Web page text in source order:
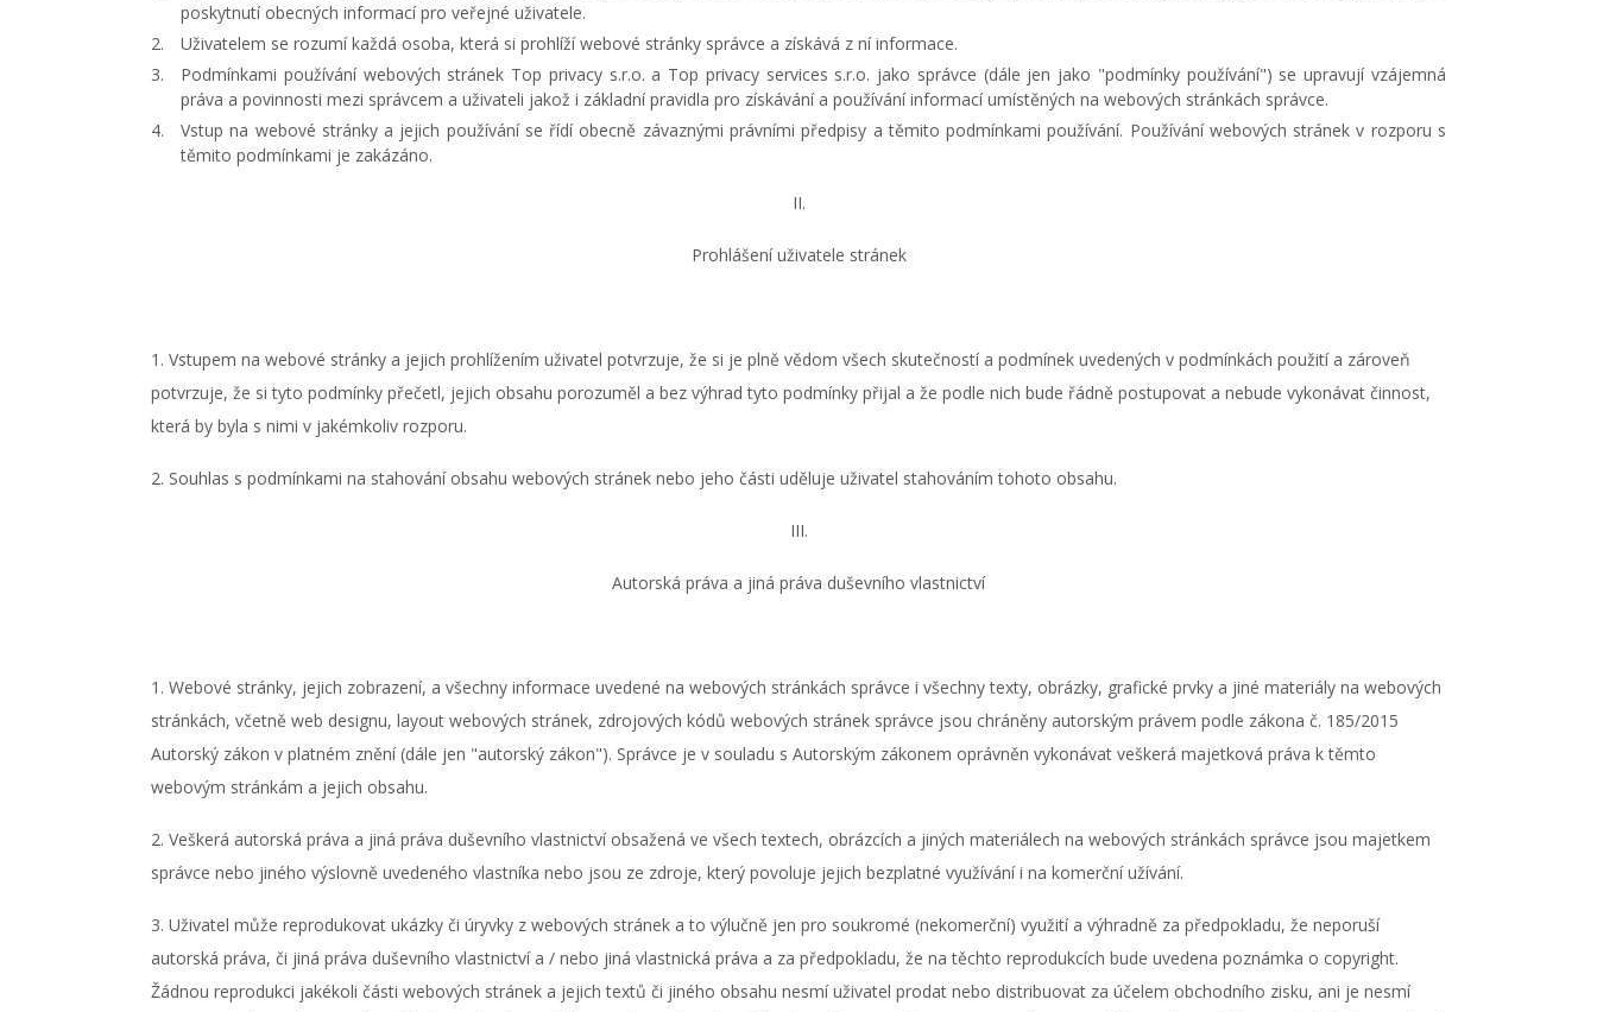
poskytnutí obecných informací pro veřejné uživatele.
Uživatelem se rozumí každá osoba, která si prohlíží webové stránky správce a získává z ní informace.
Podmínkami používání webových stránek Top privacy s.r.o. a Top privacy services s.r.o. jako správce (dále jen jako "podmínky používání") se upravují vzájemná
práva a povinnosti mezi správcem a uživateli jakož i základní pravidla pro získávání a používání informací umístěných na webových stránkách správce.
Vstup na webové stránky a jejich používání se řídí obecně závaznými právními předpisy a těmito podmínkami používání. Používání webových stránek v rozporu s
těmito podmínkami je zakázáno.
II.
Prohlášení uživatele stránek
1. Vstupem na webové stránky a jejich prohlížením uživatel potvrzuje, že si je plně vědom všech skutečností a podmínek uvedených v podmínkách použití a zároveň
potvrzuje, že si tyto podmínky přečetl, jejich obsahu porozuměl a bez výhrad tyto podmínky přijal a že podle nich bude řádně postupovat a nebude vykonávat činnost,
která by byla s nimi v jakémkoliv rozporu.
2. Souhlas s podmínkami na stahování obsahu webových stránek nebo jeho části uděluje uživatel stahováním tohoto obsahu.
III.
Autorská práva a jiná práva duševního vlastnictví
1. Webové stránky, jejich zobrazení, a všechny informace uvedené na webových stránkách správce i všechny texty, obrázky, grafické prvky a jiné materiály na webových
stránkách, včetně web designu, layout webových stránek, zdrojových kódů webových stránek správce jsou chráněny autorským právem podle zákona č. 185/2015
Autorský zákon v platném znění (dále jen "autorský zákon"). Správce je v souladu s Autorským zákonem oprávněn vykonávat veškerá majetková práva k těmto
webovým stránkám a jejich obsahu.
2. Veškerá autorská práva a jiná práva duševního vlastnictví obsažená ve všech textech, obrázcích a jiných materiálech na webových stránkách správce jsou majetkem
správce nebo jiného výslovně uvedeného vlastníka nebo jsou ze zdroje, který povoluje jejich bezplatné využívání i na komerční užívání.
3. Uživatel může reprodukovat ukázky či úryvky z webových stránek a to výlučně jen pro soukromé (nekomerční) využití a výhradně za předpokladu, že neporuší
autorská práva, či jiná práva duševního vlastnictví a / nebo jiná vlastnická práva a za předpokladu, že na těchto reprodukcích bude uvedena poznámka o copyright.
Žádnou reprodukci jakékoli části webových stránek a jejich textů či jiného obsahu nesmí uživatel prodat nebo distribuovat za účelem obchodního zisku, ani je nesmí